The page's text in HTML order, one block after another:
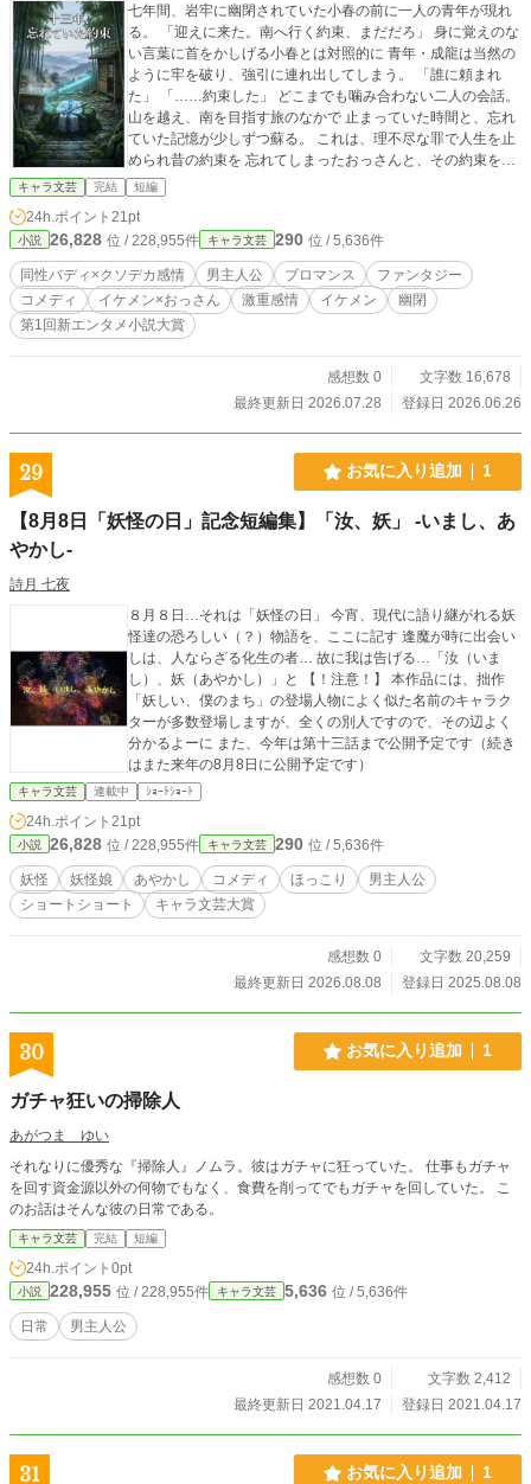
七年間、岩牢に幽閉されていた小春の前に一人の青年が現れ
る。 「迎えに来た。南へ行く約束、まだだろ」 身に覚えのな
い言葉に首をかしげる小春とは対照的に 青年・成龍は当然の
ように牢を破り、強引に連れ出してしまう。 「誰に頼まれ
た」 「……約束した」 どこまでも噛み合わない二人の会話。
山を越え、南を目指す旅のなかで 止まっていた時間と、忘れ
ていた記憶が少しずつ蘇る。 これは、理不尽な罪で人生を止
められ昔の約束を 忘れてしまったおっさんと、その約束を決
して忘れなかった青年の 少しおかしくて、切ない、再生のブ
ロマンス・ファンタジー。 同性バディ×クソデカ感情 応募
作品。 若い男×おっさんのブロマンス。 小春（コハル）／40
歳 目前 元・王の側近で、王の肖像画を踏んだ罪で 七年間幽
閉された、不運続きのおっさん。 幽閉生活で感情はすっかり
擦り減ったが、 皮肉とツッコミだけは健在。 成龍（セイリュ
ウ）／27歳 山で修行を積んだ仙師で、御剣術を操る実力者。
白と水色の装束が似合う、寡黙な高身長イケメン。 小春を救
キャラ文芸 完結 短編
24h.ポイント 21pt
小説 26,828 位 / 228,955件 キャラ文芸 290 位 / 5,636件
同性バディ×クソデカ感情 男主人公 ブロマンス
ファンタジー
コメディ
イケメン×おっさん 激重感情 イケメン
幽閉
第1回新エンタメ小説大賞
感想数 0
文字数 16,678
最終更新日 2026.07.28
登録日 2026.06.26
29 お気に入り追加 1
【8月8日「妖怪の日」記念短編集】「汝、妖」 -いまし、あ
やかし-
詩月 七夜
８月８日…それは「妖怪の日」 今宵、現代に語り継がれる妖
怪達の恐ろしい（？）物語を、ここに記す 逢魔が時に出会い
しは、人ならざる化生の者… 故に我は告げる…「汝（いま
し）、妖（あやかし）」と 【！注意！】 本作品には、拙作
「妖しい、僕のまち」の登場人物によく似た名前のキャラク
ターが多数登場しますが、全くの別人ですので、その辺よく
分かるよーに また、今年は第十三話まで公開予定です（続き
はまた来年の8月8日に公開予定です）
キャラ文芸 連載中 ｼｮｰﾄｼｮｰﾄ
24h.ポイント 21pt
小説 26,828 位 / 228,955件 キャラ文芸 290 位 / 5,636件
妖怪 妖怪娘 あやかし コメディ ほっこり
男主人公
ショートショート
キャラ文芸大賞
感想数 0
文字数 20,259
最終更新日 2026.08.08
登録日 2025.08.08
30 お気に入り追加 1
ガチャ狂いの掃除人
あがつま ゆい
それなりに優秀な『掃除人』ノムラ。彼はガチャに狂っていた。 仕事もガチャ
を回す資金源以外の何物でもなく、食費を削ってでもガチャを回していた。 こ
のお話はそんな彼の日常である。
キャラ文芸 完結 短編
24h.ポイント 0pt
小説 228,955 位 / 228,955件 キャラ文芸 5,636 位 / 5,636件
日常 男主人公
感想数 0
文字数 2,412
最終更新日 2021.04.17
登録日 2021.04.17
31 お気に入り追加 1